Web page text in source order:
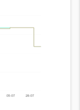
05-07 28-07